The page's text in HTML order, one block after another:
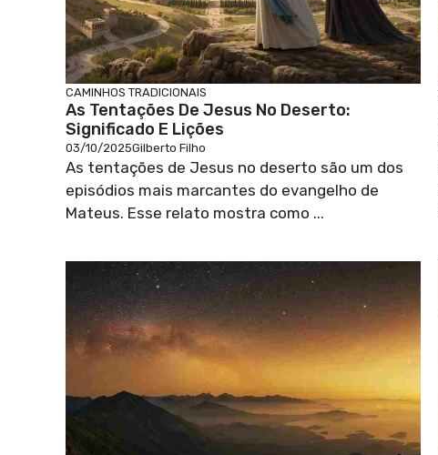
CAMINHOS TRADICIONAIS
As Tentações De Jesus No Deserto:
Significado E Lições
03/10/2025Gilberto Filho
As tentações de Jesus no deserto são um dos
episódios mais marcantes do evangelho de
Mateus. Esse relato mostra como ...